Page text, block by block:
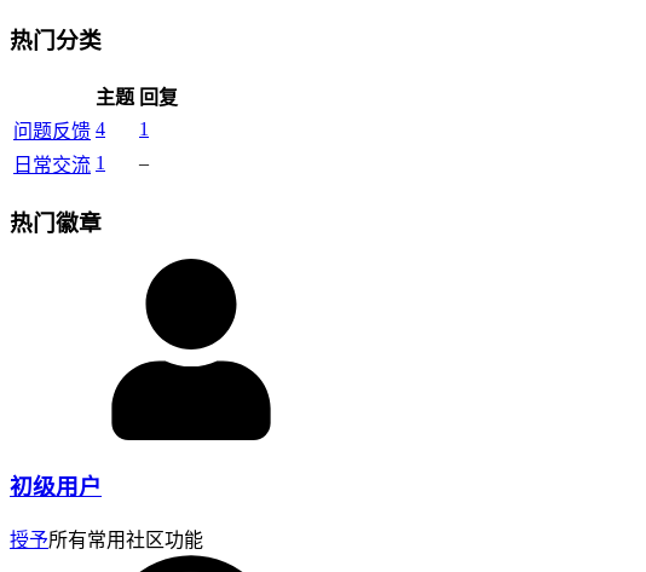
热门分类
主题 回复
问题反馈 4
1
日常交流 1 –
热门徽章
初级用户
授予所有常用社区功能